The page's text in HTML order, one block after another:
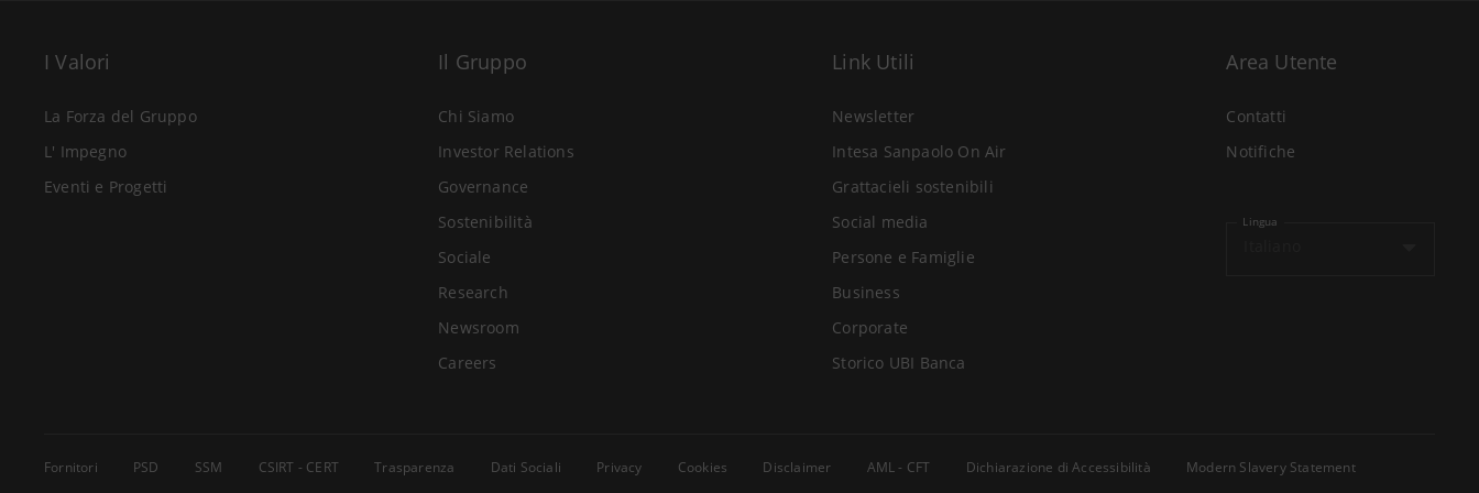
I Valori
La Forza del Gruppo
L' Impegno
Eventi e Progetti
Il Gruppo
Chi Siamo
Investor Relations
Governance
Sostenibilità
Sociale
Research
Newsroom
Careers
Link Utili
Newsletter
Intesa Sanpaolo On Air
Grattacieli sostenibili
Social media
Persone e Famiglie
Business
Corporate
Storico UBI Banca
Area Utente
Contatti
Notifiche
Lingua
Fornitori PSD SSM CSIRT - CERT Trasparenza Dati Sociali Privacy Cookies Disclaimer AML - CFT Dichiarazione di Accessibilità
Modern Slavery Statement